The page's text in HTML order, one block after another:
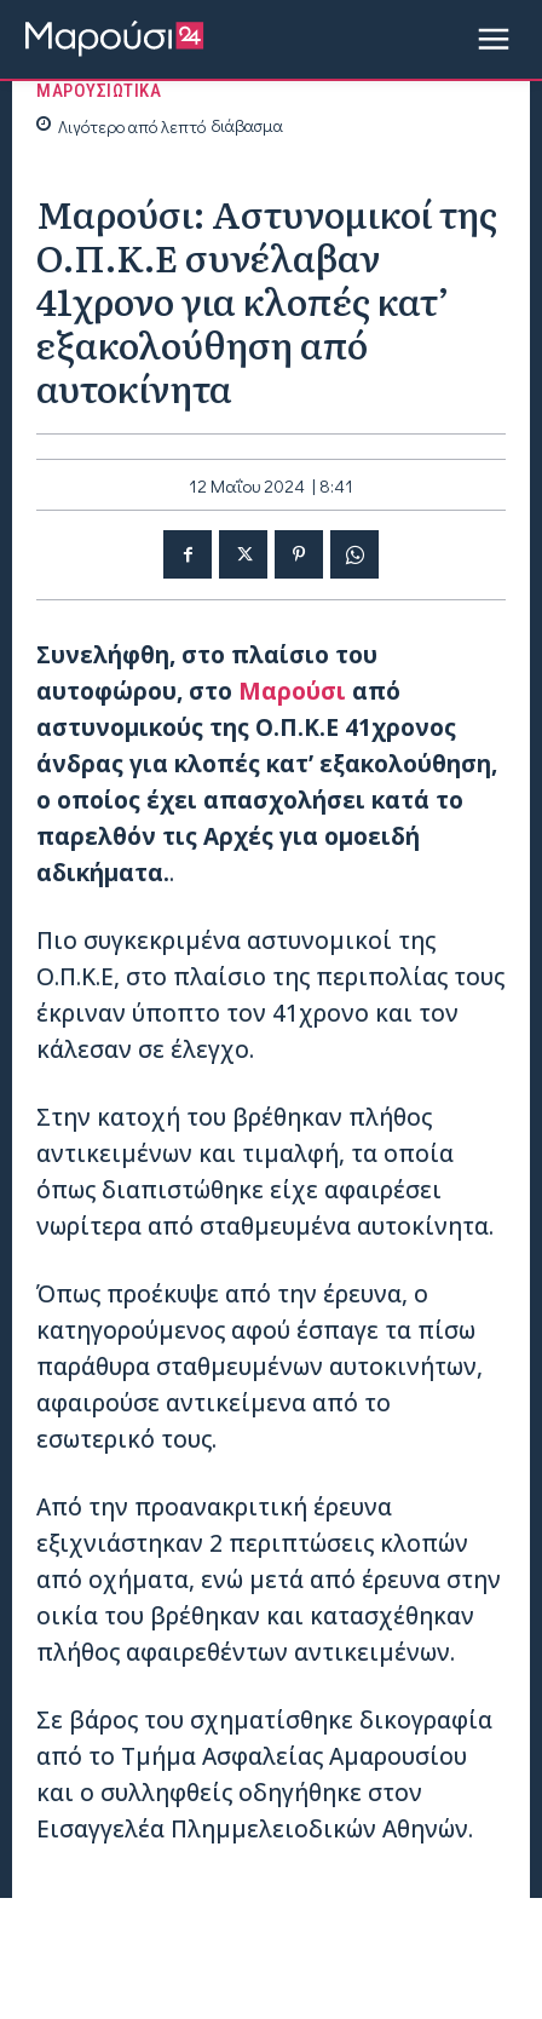
ΜΑΡΟΥΣΙΩΤΙΚΑ
Λιγότερο απόλεπτό διάβασμα
Μαρούσι: Αστυνομικοί της
Ο.Π.Κ.Ε συνέλαβαν
41χρονο για κλοπές κατ’
εξακολούθηση από
αυτοκίνητα
12 Μαΐου 2024 | 8:41
Συνελήφθη, στο πλαίσιο του
αυτοφώρου, στο Μαρούσι από
αστυνομικούς της Ο.Π.Κ.Ε 41χρονος
άνδρας για κλοπές κατ’ εξακολούθηση,
ο οποίος έχει απασχολήσει κατά το
παρελθόν τις Αρχές για ομοειδή
αδικήματα..
Πιο συγκεκριμένα αστυνομικοί της
Ο.Π.Κ.Ε, στο πλαίσιο της περιπολίας τους
έκριναν ύποπτο τον 41χρονο και τον
κάλεσαν σε έλεγχο.
Στην κατοχή του βρέθηκαν πλήθος
αντικειμένων και τιμαλφή, τα οποία
όπως διαπιστώθηκε είχε αφαιρέσει
νωρίτερα από σταθμευμένα αυτοκίνητα.
Όπως προέκυψε από την έρευνα, ο
κατηγορούμενος αφού έσπαγε τα πίσω
παράθυρα σταθμευμένων αυτοκινήτων,
αφαιρούσε αντικείμενα από το
εσωτερικό τους.
Από την προανακριτική έρευνα
εξιχνιάστηκαν 2 περιπτώσεις κλοπών
από οχήματα, ενώ μετά από έρευνα στην
οικία του βρέθηκαν και κατασχέθηκαν
πλήθος αφαιρεθέντων αντικειμένων.
Σε βάρος του σχηματίσθηκε δικογραφία
από το Τμήμα Ασφαλείας Αμαρουσίου
και ο συλληφθείς οδηγήθηκε στον
Εισαγγελέα Πλημμελειοδικών Αθηνών.